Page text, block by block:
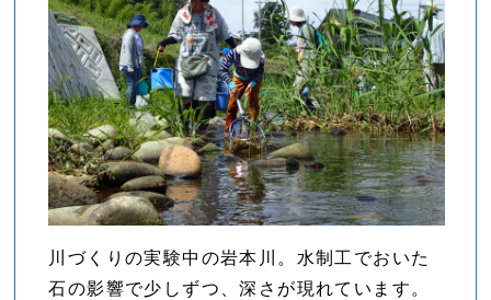
川づくりの実験中の岩本川。水制工でおいた
石の影響で少しずつ、深さが現れています。